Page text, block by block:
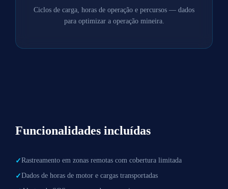
Ciclos de carga, horas de operação e percursos — dados
para optimizar a operação mineira.
Funcionalidades incluídas
✓Rastreamento em zonas remotas com cobertura limitada
✓Dados de horas de motor e cargas transportadas